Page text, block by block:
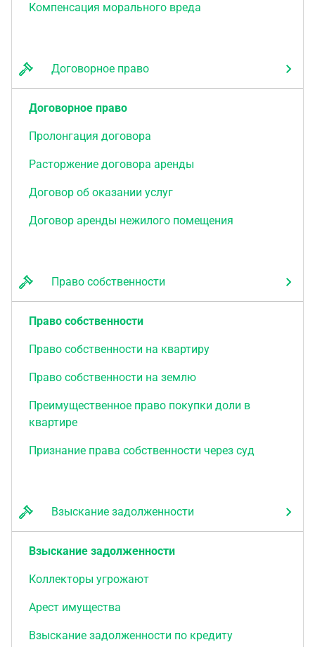
Компенсация морального вреда
Договорное право
Договорное право
Пролонгация договора
Расторжение договора аренды
Договор об оказании услуг
Договор аренды нежилого помещения
Право собственности
Право собственности
Право собственности на квартиру
Право собственности на землю
Преимущественное право покупки доли в
квартире
Признание права собственности через суд
Взыскание задолженности
Взыскание задолженности
Коллекторы угрожают
Арест имущества
Взыскание задолженности по кредиту